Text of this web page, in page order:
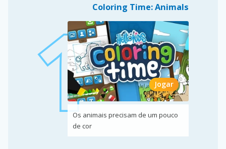
Coloring Time: Animals
Jogar
Os animais precisam de um pouco
de cor